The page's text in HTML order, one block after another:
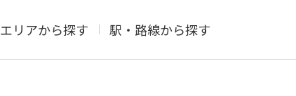
エリアから探す 駅・路線から探す